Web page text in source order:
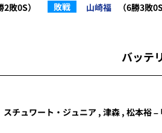
2敗0S） 敗戦 山崎福 （6勝3敗0S
バッテ
スチュワート・ジュニア , 津森 , 松本裕–